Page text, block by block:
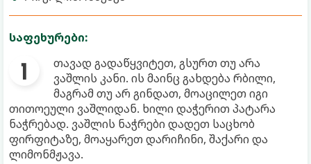
საფეხურები:
თავად გადაწყვიტეთ, გსურთ თუ არა
ვაშლის კანი. ის მაინც გახდება რბილი,
მაგრამ თუ არ გინდათ, მოაცილეთ იგი
თითოეული ვაშლიდან. ხილი დაჭერით პატარა
ნაჭრებად. ვაშლის ნაჭრები დადეთ საცხობ
ფირფიტაზე, მოაყარეთ დარიჩინი, შაქარი და
ლიმონმჟავა.